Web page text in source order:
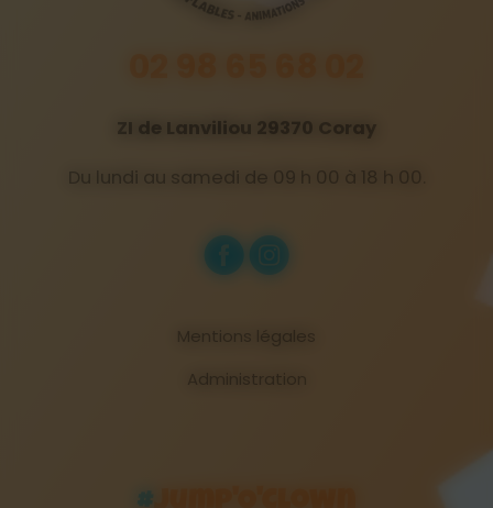
ZI de Lanviliou 29370 Coray
Du lundi au samedi de 09 h 00 à 18 h 00.
Mentions légales
Administration